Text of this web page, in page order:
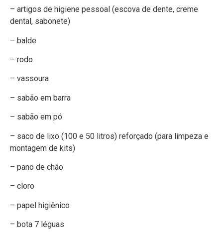
– artigos de higiene pessoal (escova de dente, creme
dental, sabonete)
– balde
– rodo
– vassoura
– sabão em barra
– sabão em pó
– saco de lixo (100 e 50 litros) reforçado (para limpeza e
montagem de kits)
– pano de chão
– cloro
– papel higiênico
– bota 7 léguas